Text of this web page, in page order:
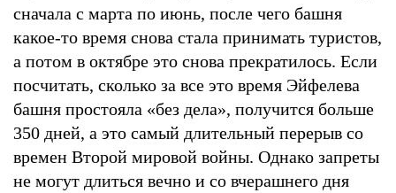
сначала с марта по июнь, после чего башня
какое-то время снова стала принимать туристов,
а потом в октябре это снова прекратилось. Если
посчитать, сколько за все это время Эйфелева
башня простояла «без дела», получится больше
350 дней, а это самый длительный перерыв со
времен Второй мировой войны. Однако запреты
не могут длиться вечно и со вчерашнего дня